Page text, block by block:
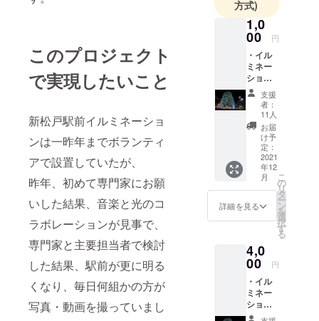
このプロジェクト
で実現したいこと
新松戸駅前イルミネーショ
ンは一昨年までボランティ
アで設置していたが、
昨年、初めて専門家にお願
いした結果、音楽と光のコ
ラボレーションが見事で、
専門家と主要担当者で検討
した結果、駅前が更に明る
くなり、毎日何組かの方が
写真・動画を撮っていまし
方式)
1,0
00 円
・イル
ミネー
ション
点灯式
当日の
写真３
枚 ・駅
前掲示
板にお
名前の
貼り出
し ※支
援時、
必ず備
考欄に
ご希望
前をご
記入く
ださ
い。
支援
者：
11人
お届
け予
定：
2021
年12
月
詳細を見る
こ
の
リ
タ
ー
ン
を
選
択
す
る
4,0
00 円
・イル
ミネー
ション
点灯式